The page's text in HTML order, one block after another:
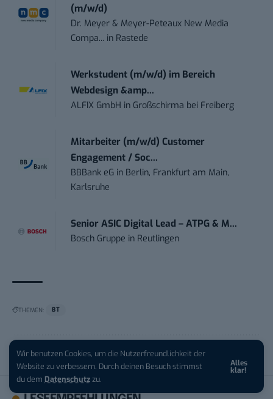
Wir benutzen Cookies, um die Nutzerfreundlichkeit der
Website zu verbessern. Durch deinen Besuch stimmst
du dem Datenschutzzu.
Alles
klar!
(m/w/d)
Dr. Meyer & Meyer-Peteaux New Media
Compa... in Rastede
Werkstudent (m/w/d) im Bereich
Webdesign &amp...
ALFIX GmbH in Großschirma bei Freiberg
Mitarbeiter (m/w/d) Customer
Engagement / Soc...
BBBank eG in Berlin, Frankfurt am Main,
Karlsruhe
Senior ASIC Digital Lead – ATPG & M...
Bosch Gruppe in Reutlingen
THEMEN: BT